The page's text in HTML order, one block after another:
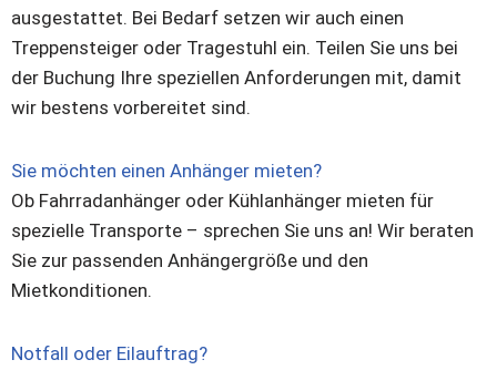
ausgestattet. Bei Bedarf setzen wir auch einen
Treppensteiger oder Tragestuhl ein. Teilen Sie uns bei
der Buchung Ihre speziellen Anforderungen mit, damit
wir bestens vorbereitet sind.
Sie möchten einen Anhänger mieten?
Ob Fahrradanhänger oder Kühlanhänger mieten für
spezielle Transporte – sprechen Sie uns an! Wir beraten
Sie zur passenden Anhängergröße und den
Mietkonditionen.
Notfall oder Eilauftrag?